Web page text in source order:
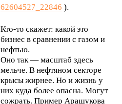
62604527_22846 ).
Кто-то скажет: какой это
бизнес в сравнении с газом и
нефтью.
Оно так — масштаб здесь
мельче. В нефтяном секторе
крысы жирнее. Но и жизнь у
них куда более опасна. Могут
сожрать. Пример Арашукова